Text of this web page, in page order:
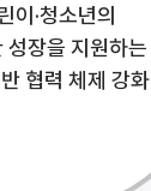
이·청소년의
성장을 지원하는
협력 체제 강화